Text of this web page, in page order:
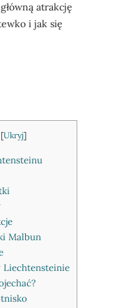
atrakcję
i jak się
[Ukryj]
Malbun